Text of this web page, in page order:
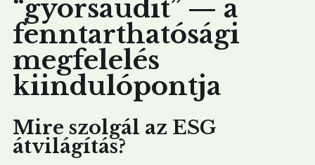
“gyorsaudit” — a
fenntarthatósági
megfelelés
kiindulópontja
Mire szolgál az ESG
átvilágítás?